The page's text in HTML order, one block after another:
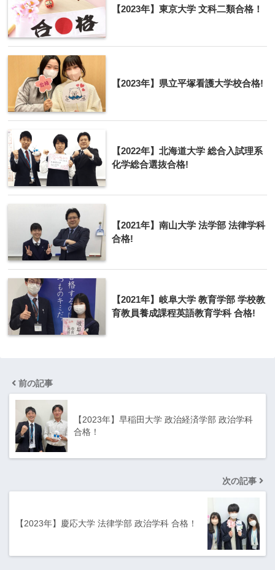
【2023年】東京大学 文科二類合格！
【2023年】県立平塚看護大学校合格!
【2022年】北海道大学 総合入試理系
化学総合選抜合格!
【2021年】南山大学 法学部 法律学科
合格!
【2021年】岐阜大学 教育学部 学校教
育教員養成課程英語教育学科 合格!
前の記事
【2023年】早稲田大学 政治経済学部 政治学科
合格！
次の記事
【2023年】慶応大学 法律学部 政治学科 合格！